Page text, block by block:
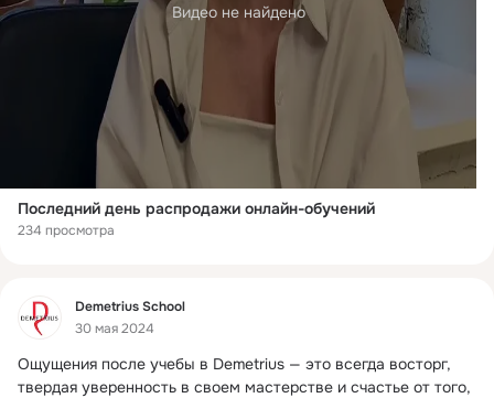
Видео не найдено
Последний день распродажи онлайн-обучений
234 просмотра
Фид
Demetrius School
30 мая 2024
Ощущения после учебы в Demetrius — это всегда восторг,
твердая уверенность в своем мастерстве и счастье от того,